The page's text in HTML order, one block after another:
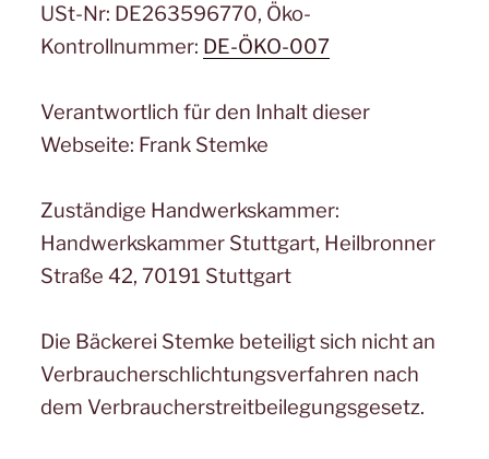
USt-Nr: DE263596770, Öko-
Kontrollnummer: DE-ÖKO-007
Verantwortlich für den Inhalt dieser
Webseite: Frank Stemke
Zuständige Handwerkskammer:
Handwerkskammer Stuttgart, Heilbronner
Straße 42, 70191 Stuttgart
Die Bäckerei Stemke beteiligt sich nicht an
Verbraucherschlichtungsverfahren nach
dem Verbraucherstreitbeilegungsgesetz.